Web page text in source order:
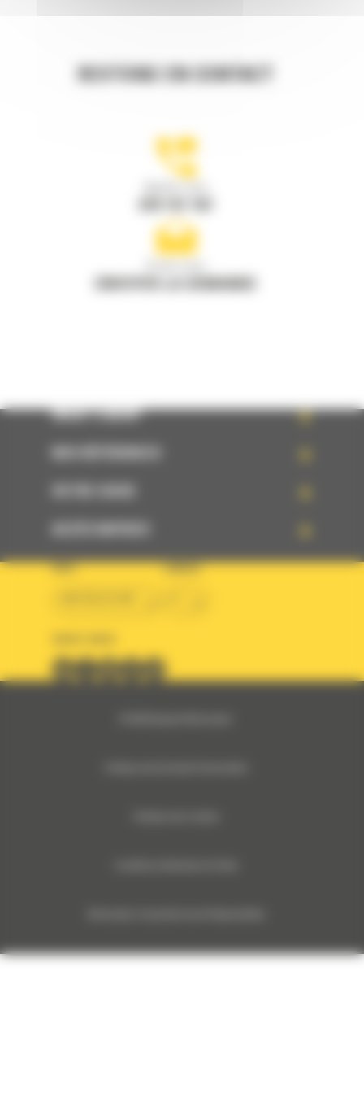
RESTONS EN CONTACT
WHAT’S NEW?
PAYS LANGUE